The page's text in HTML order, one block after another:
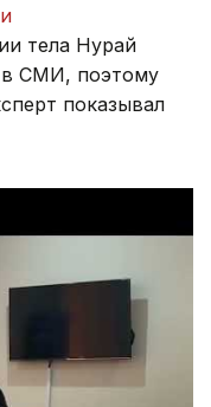
тела Нурай
в СМИ, поэтому
показывал